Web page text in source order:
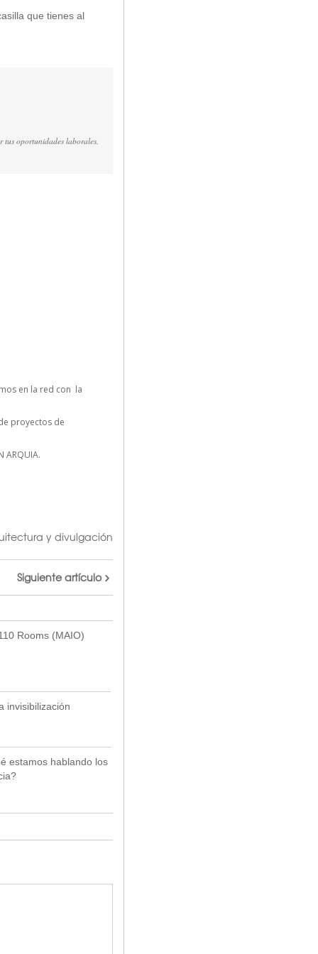
que tienes al
tus oportunidades laborales,
en la red con la
proyectos de
ARQUIA.
y divulgación
Siguiente artículo
Rooms (MAIO)
invisibilización
estamos hablando los